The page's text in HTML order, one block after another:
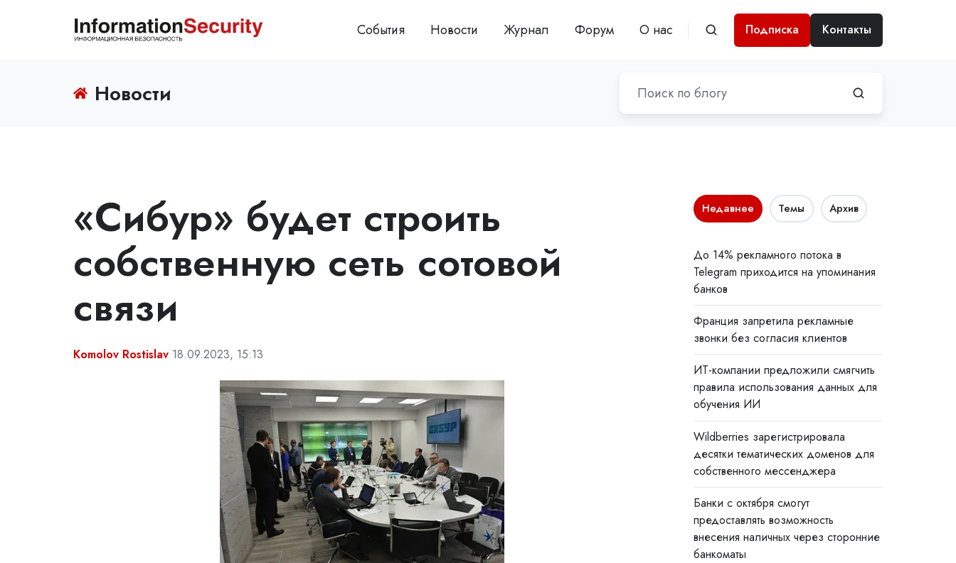
События Новости Журнал Форум О нас Подписка Контакты
Новости
«Сибур» будет строить
собственную сеть сотовой
связи
Komolov Rostislav 18.09.2023, 15:13
Недавнее Темы Архив
До 14% рекламного потока в
Telegram приходится на упоминания
банков
Франция запретила рекламные
звонки без согласия клиентов
ИТ-компании предложили смягчить
правила использования данных для
обучения ИИ
Wildberries зарегистрировала
десятки тематических доменов для
собственного мессенджера
Банки с октября смогут
предоставлять возможность
внесения наличных через сторонние
банкоматы